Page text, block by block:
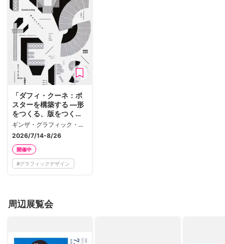
「ダフィ・クーネ：ポ
スターを構築する ―形
をつくる、版をつく
る、表現をつくる―」ギンザ・グラフィック・ギャラリー
2026/7/14-8/26
開催中
#グラフィックデザイン
周辺展覧会